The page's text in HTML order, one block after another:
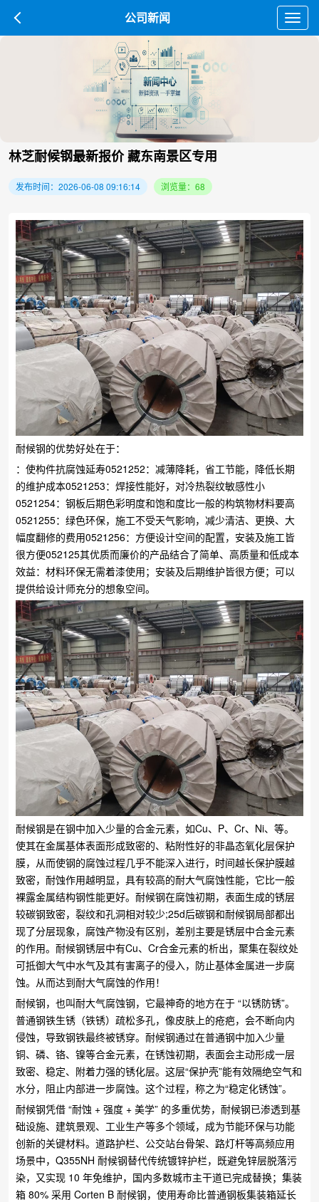
公司新闻
林芝耐候钢最新报价 藏东南景区专用
发布时间：2026-06-08 09:16:14 浏览量：68
耐候钢的优势好处在于：
：使构件抗腐蚀延寿0521252：减薄降耗，省工节能，降低长期
的维护成本0521253：焊接性能好，对冷热裂纹敏感性小
0521254：钢板后期色彩明度和饱和度比一般的构筑物材料要高
0521255：绿色环保，施工不受天气影响，减少清洁、更换、大
幅度翻修的费用0521256：方便设计空间的配置，安装及施工皆
很方便052125其优质而廉价的产品结合了简单、高质量和低成本
效益：材料环保无需着漆使用；安装及后期维护皆很方便；可以
提供给设计师充分的想象空间。
耐候钢是在钢中加入少量的合金元素，如Cu、P、Cr、Ni、等。
使其在金属基体表面形成致密的、粘附性好的非晶态氧化层保护
膜，从而使钢的腐蚀过程几乎不能深入进行，时间越长保护膜越
致密，耐蚀作用越明显，具有较高的耐大气腐蚀性能，它比一般
裸露金属结构钢性能更好。耐候钢在腐蚀初期，表面生成的锈层
较碳钢致密，裂纹和孔洞相对较少;25d后碳钢和耐候钢局部都出
现了分层现象，腐蚀产物没有区别，差别主要是锈层中合金元素
的作用。耐候钢锈层中有Cu、Cr合金元素的析出，聚集在裂纹处
可抵御大气中水气及其有害离子的侵入，防止基体金属进一步腐
蚀。从而达到耐大气腐蚀的作用！
耐候钢，也叫耐大气腐蚀钢，它最神奇的地方在于 “以锈防锈”。
普通钢铁生锈（铁锈）疏松多孔，像皮肤上的疮疤，会不断向内
侵蚀，导致钢铁最终被锈穿。耐候钢通过在普通钢中加入少量
铜、磷、铬、镍等合金元素，在锈蚀初期，表面会主动形成一层
致密、稳定、附着力强的锈化层。这层“保护壳”能有效隔绝空气和
水分，阻止内部进一步腐蚀。这个过程，称之为“稳定化锈蚀”。
耐候钢凭借 “耐蚀 + 强度 + 美学” 的多重优势，耐候钢已渗透到基
础设施、建筑景观、工业生产等多个领域，成为节能环保与功能
创新的关键材料。​道路护栏、公交站台骨架、路灯杆等高频应用
场景中，Q355NH 耐候钢替代传统镀锌护栏，既避免锌层脱落污
染，又实现 10 年免维护，国内多数城市主干道已完成替换；​集装
箱 80% 采用 Corten B 耐候钢，使用寿命比普通钢板集装箱延长